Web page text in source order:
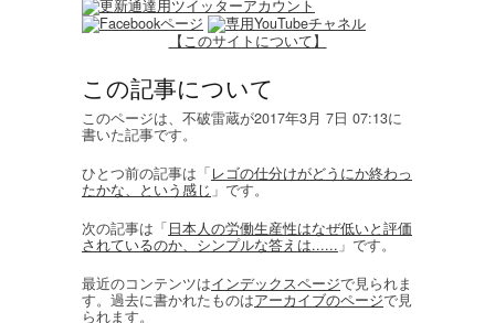
【このサイトについて】
この記事について
このページは、不破雷蔵が2017年3月 7日 07:13に
書いた記事です。
ひとつ前の記事は「レゴの仕分けがどうにか終わっ
たかな、という感じ 」です。
次の記事は「日本人の労働生産性はなぜ低いと評価
されているのか、シンプルな答えは...... 」です。
最近のコンテンツはインデックスページで見られま
す。過去に書かれたものはアーカイブのページで見
られます。